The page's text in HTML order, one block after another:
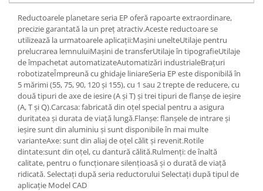
Reductoarele planetare seria EP oferă rapoarte extraordinare,
precizie garantată la un preț atractiv.Aceste reductoare se
utilizează la urmatoarele aplicații:Mașini unelteUtilaje pentru
prelucrarea lemnuluiMașini de transferUtilaje în tipografieUtilaje
de împachetat automatizateAutomatizări industrialeBrațuri
robotizateÎmpreună cu ghidaje liniareSeria EP este disponibilă în
5 mărimi (55, 75, 90, 120 și 155), cu 1 sau 2 trepte de reducere, cu
două tipuri de axe de iesire (A și T) și trei tipuri de flanșe de ieșire
(A, T și Q).Carcasa: fabricată din oțel special pentru a asigura
duritatea și durata de viață lungă.Flanșe: flanșele de intrare și
ieșire sunt din aluminiu și sunt disponibile în mai multe
varianteAxe: sunt din aliaj de oțel călit și revenit.Rotile
dintate:sunt din oțel, cu dantură călită.Rulmenți: de înaltă
calitate, pentru o funcționare silențioasă și o durată de viață
ridicată. Selectați după seria reductorului Selectați după tipul de
aplicație Model CAD